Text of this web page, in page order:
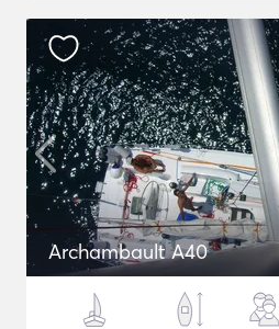
Archambault A40